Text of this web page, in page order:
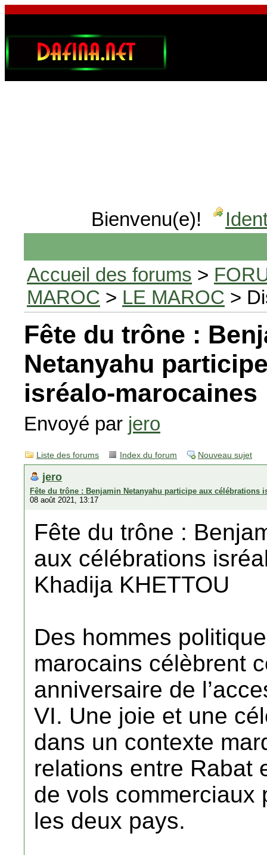
Bienvenu(e)!
Accueil des forums >
MAROC > LE MAROC >
Fête du trône :
Netanyahu
isréalo-marocaines
Envoyé par jero
Liste des forums Index du forum Nouveau sujet
jero
Fête du trône : Benjamin Netanyahu participe aux célébrations
08 août 2021, 13:17
Fête du trône :
aux célébrations
Khadija KHETTOU
Des hommes
marocains célèbrent
anniversaire de
VI. Une joie et une
dans un contexte
relations entre Rabat
de vols commerciaux
les deux pays.